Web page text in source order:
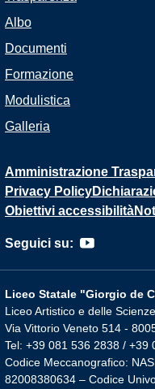
Albo
Documenti
Formazione
Modulistica
Galleria
Amministrazione
Privacy Policy
Obiettivi accessibilità
Seguici su:
Liceo Statale "Giorgio de
Liceo Artistico e delle
Via Vittorio Veneto 514 -
Tel: +39 081 536 2838 /
Codice Meccanografico:
82008380634 – Codice